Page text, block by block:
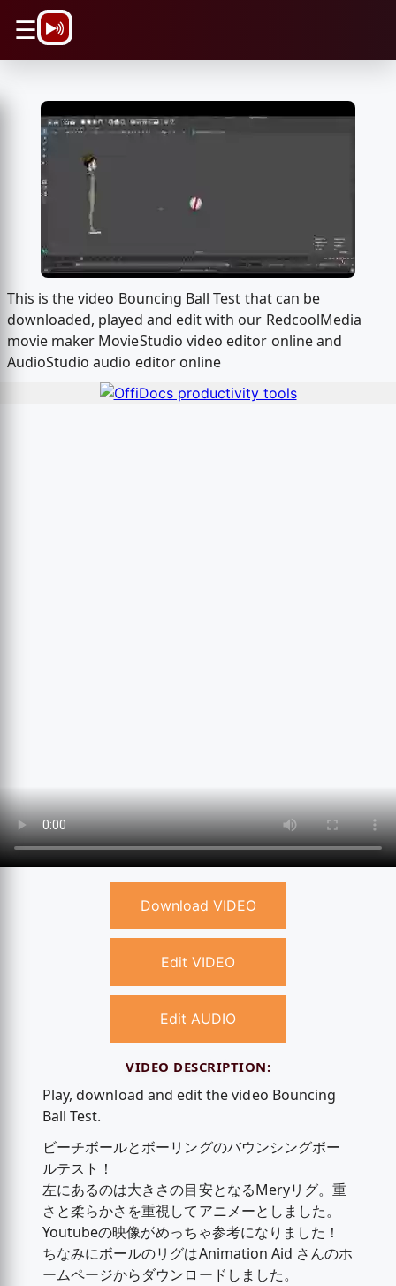
☰
This is the video Bouncing Ball Test that can be
downloaded, played and edit with our RedcoolMedia
movie maker MovieStudio video editor online and
AudioStudio audio editor online
Download VIDEO
Edit VIDEO
Edit AUDIO
VIDEO DESCRIPTION:
Play, download and edit the video Bouncing
Ball Test.
ビーチボールとボーリングのバウンシングボー
ルテスト！
左にあるのは大きさの目安となるMeryリグ。重
さと柔らかさを重視してアニメーとしました。
Youtubeの映像がめっちゃ参考になりました！
ちなみにボールのリグはAnimation Aid さんのホ
ームページからダウンロードしました。